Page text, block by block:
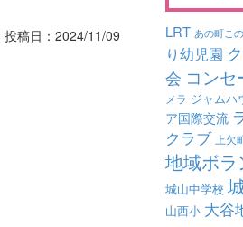
投稿日：2024/11/09 LRT あの町こ
り幼児園
会 コンセ
メラ ジャムハ
ア国際交流
クラブ 上欠
地域ボ
城山中学校
山西小 大谷